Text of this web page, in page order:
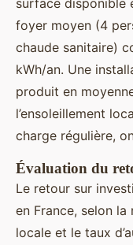
surface disponible
foyer moyen (4
chaude sanitaire)
kWh/an. Une
produit en
l’ensoleillement
charge régulière,
Évaluation du
Le retour sur
en France, selon
locale et le taux